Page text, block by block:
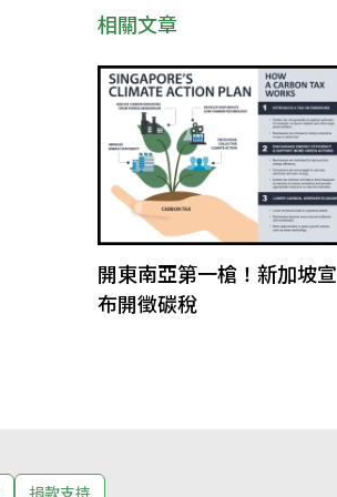
相關文章
開東南亞第一槍！新加坡宣
布開徵碳稅
捐款支持